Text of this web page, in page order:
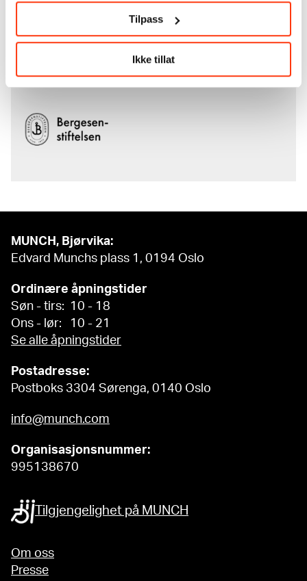
Tilpass
Ikke tillat
Den digitale tilgjengeliggjøringen av museets
samling og katalogen over Edvard Munchs
komplette kunstnerskap er støttet
MUNCH, Bjørvika:
Edvard Munchs plass 1, 0194 Oslo
Ordinære åpningstider
Søn - tirs: 10 - 18
Ons - lør: 10 - 21
Se alle åpningstider
Postadresse:
Postboks 3304 Sørenga, 0140 Oslo
info@munch.com
Organisasjonsnummer:
995138670
Tilgjengelighet på MUNCH
Om oss
Presse